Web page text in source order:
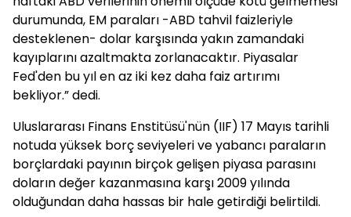
durumunda, EM paraları -ABD tahvil faizleriyle
desteklenen- dolar karşısında yakın zamandaki
kayıplarını azaltmakta zorlanacaktır. Piyasalar
Fed'den bu yıl en az iki kez daha faiz artırımı
bekliyor.” dedi.
Uluslararası Finans Enstitüsü'nün (IIF) 17 Mayıs tarihli
notuda yüksek borç seviyeleri ve yabancı paraların
borçlardaki payının birçok gelişen piyasa parasını
doların değer kazanmasına karşı 2009 yılında
olduğundan daha hassas bir hale getirdiği belirtildi.